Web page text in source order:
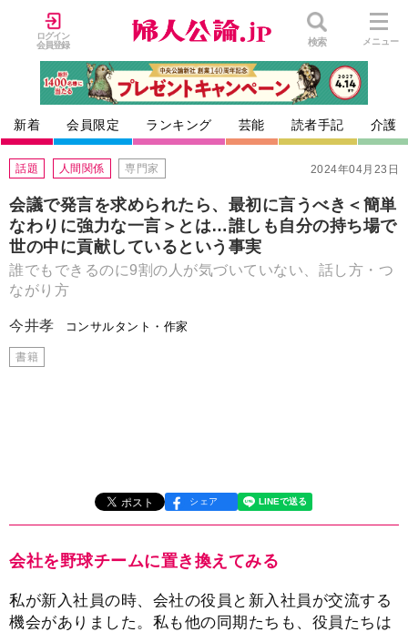
ログイン
会員登録
検索 メニュー
新着 会員限定 ランキング 芸能 読者手記 介護
2024年04月23日
話題 人間関係 専門家
会議で発言を求められたら、最初に言うべき＜簡単
なわりに強力な一言＞とは…誰しも自分の持ち場で
世の中に貢献しているという事実
誰でもできるのに9割の人が気づいていない、話し方・つ
ながり方
今井孝 コンサルタント・作家
書籍
シェア
会社を野球チームに置き換えてみる
私が新入社員の時、会社の役員と新入社員が交流する
機会がありました。私も他の同期たちも、役員たちは